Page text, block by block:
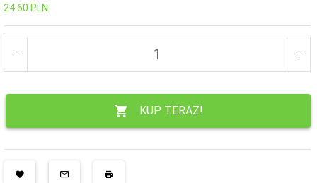
24.60 PLN
KUP TERAZ!